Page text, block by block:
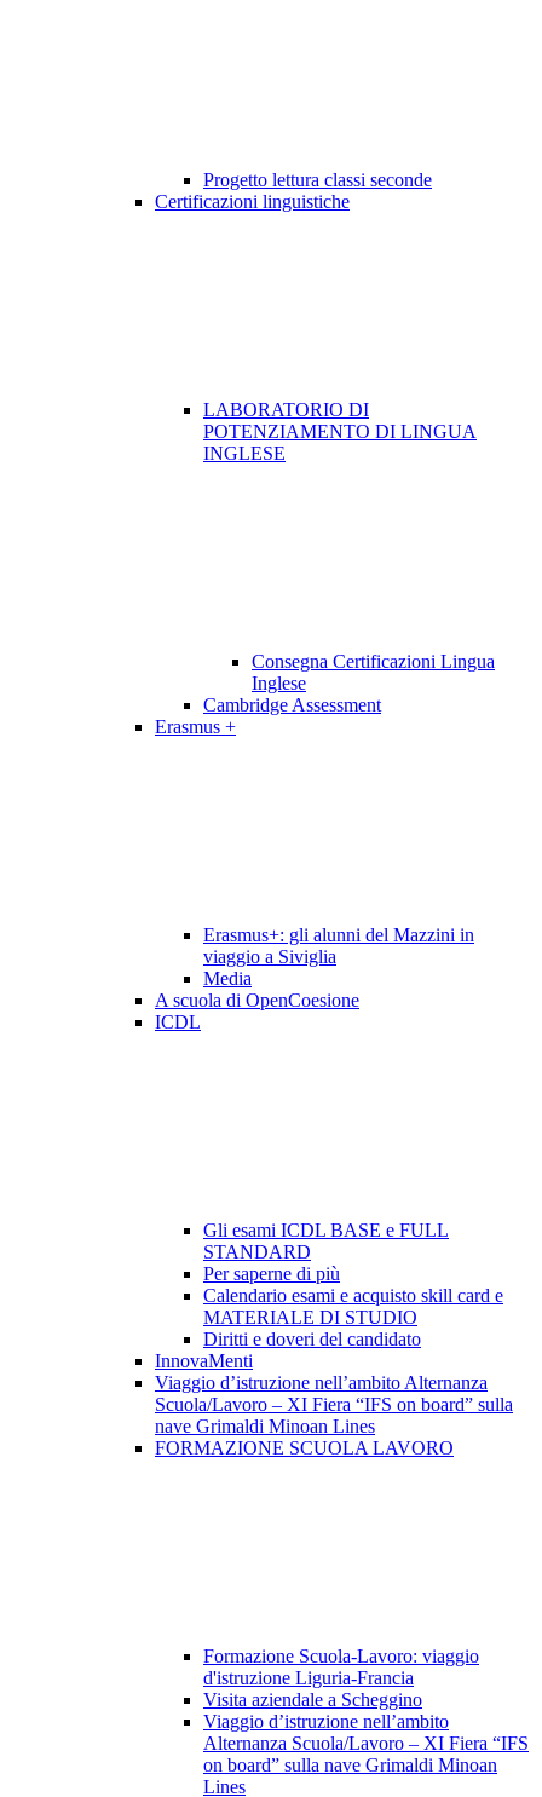
Progetto lettura classi seconde
Certificazioni linguistiche
LABORATORIO DI
POTENZIAMENTO DI LINGUA
INGLESE
Consegna Certificazioni Lingua
Inglese
Cambridge Assessment
Erasmus +
Erasmus+: gli alunni del Mazzini in
viaggio a Siviglia
Media
A scuola di OpenCoesione
ICDL
Gli esami ICDL BASE e FULL
STANDARD
Per saperne di più
Calendario esami e acquisto skill card e
MATERIALE DI STUDIO
Diritti e doveri del candidato
InnovaMenti
Viaggio d’istruzione nell’ambito Alternanza
Scuola/Lavoro – XI Fiera “IFS on board” sulla
nave Grimaldi Minoan Lines
FORMAZIONE SCUOLA LAVORO
Formazione Scuola-Lavoro: viaggio
d'istruzione Liguria-Francia
Visita aziendale a Scheggino
Viaggio d’istruzione nell’ambito
Alternanza Scuola/Lavoro – XI Fiera “IFS
on board” sulla nave Grimaldi Minoan
Lines